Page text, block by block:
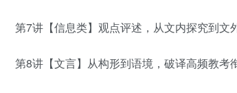
第7讲【信息类】观点评述，从文内探究到文
第8讲【文言】从构形到语境，破译高频教考